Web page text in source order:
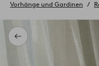
Startseite
Zurück
Vorhänge und Gardinen